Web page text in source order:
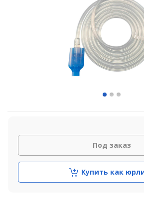
Под заказ
Купить как